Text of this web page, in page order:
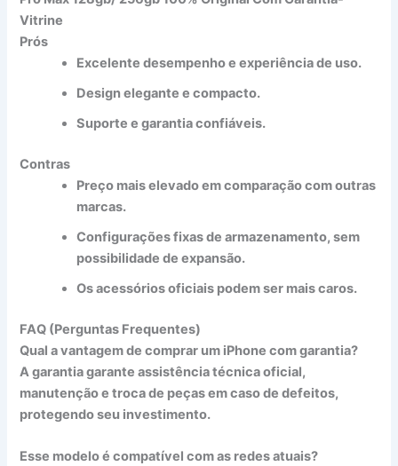
Vitrine
Prós
Excelente desempenho e experiência de uso.
Design elegante e compacto.
Suporte e garantia confiáveis.
Contras
Preço mais elevado em comparação com outras
marcas.
Configurações fixas de armazenamento, sem
possibilidade de expansão.
Os acessórios oficiais podem ser mais caros.
FAQ (Perguntas Frequentes)
Qual a vantagem de comprar um iPhone com garantia?
A garantia garante assistência técnica oficial,
manutenção e troca de peças em caso de defeitos,
protegendo seu investimento.
Esse modelo é compatível com as redes atuais?